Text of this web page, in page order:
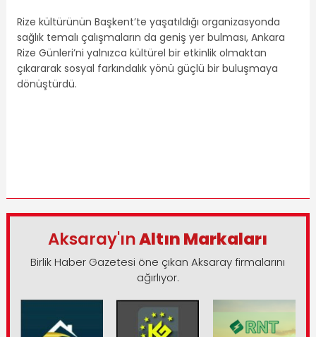
Rize kültürünün Başkent’te yaşatıldığı organizasyonda
sağlık temalı çalışmaların da geniş yer bulması, Ankara
Rize Günleri’ni yalnızca kültürel bir etkinlik olmaktan
çıkararak sosyal farkındalık yönü güçlü bir buluşmaya
dönüştürdü.
Aksaray'ınAltın Markaları
Birlik Haber Gazetesi öne çıkan Aksaray firmalarını
ağırlıyor.